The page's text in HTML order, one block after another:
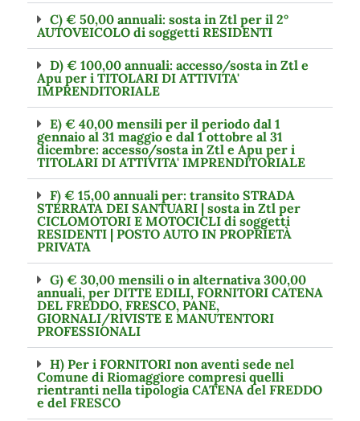
C) € 50,00 annuali: sosta in Ztl per il 2°
AUTOVEICOLO di soggetti RESIDENTI
D) € 100,00 annuali: accesso/sosta in Ztl e
Apu per i TITOLARI DI ATTIVITA'
IMPRENDITORIALE
E) € 40,00 mensili per il periodo dal 1
gennaio al 31 maggio e dal 1 ottobre al 31
dicembre: accesso/sosta in Ztl e Apu per i
TITOLARI DI ATTIVITA' IMPRENDITORIALE
F) € 15,00 annuali per: transito STRADA
STERRATA DEI SANTUARI | sosta in Ztl per
CICLOMOTORI E MOTOCICLI di soggetti
RESIDENTI | POSTO AUTO IN PROPRIETÀ
PRIVATA
G) € 30,00 mensili o in alternativa 300,00
annuali, per DITTE EDILI, FORNITORI CATENA
DEL FREDDO, FRESCO, PANE,
GIORNALI/RIVISTE E MANUTENTORI
PROFESSIONALI
H) Per i FORNITORI non aventi sede nel
Comune di Riomaggiore compresi quelli
rientranti nella tipologia CATENA del FREDDO
e del FRESCO